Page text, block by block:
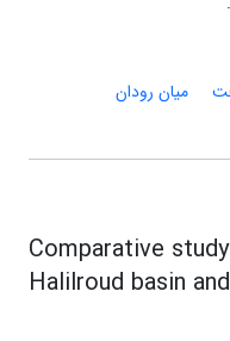
میان رودان
Comparative
Halilroud basin